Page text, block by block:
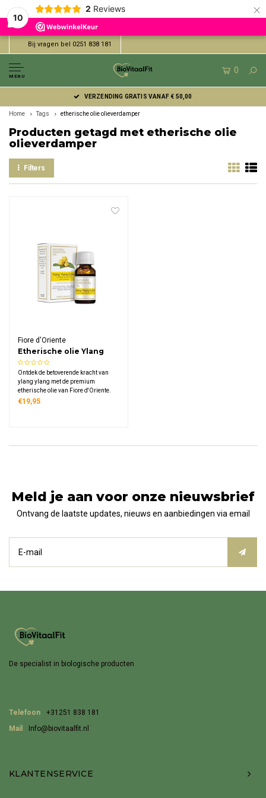
10
2 Reviews ×
Bij vragen bel 0251 838 181
MENU
0
VERZENDING GRATIS VANAF € 50,00
Home Tags etherische olie olieverdamper
Producten getagd met etherische olie
olieverdamper
Filters
Fiore d'Oriente
Etherische olie Ylang
Ylang
Ontdek de betoverende kracht van
ylang ylang met de premium
etherische olie van Fiore d'Oriente.
100% puur en natuurlijk, gewonnen
€19,95
Meld je aan voor onze nieuwsbrief
Ontvang de laatste updates, nieuws en aanbiedingen via email
De specialist in biologische producten
Telefoon
+31251 838 181
Mail
Info@biovitaalfit.nl
KLANTENSERVICE